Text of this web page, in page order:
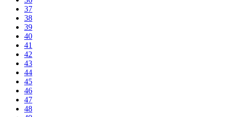
37
38
39
40
41
42
43
44
45
46
47
48